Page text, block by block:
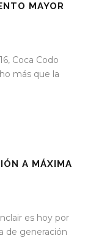
MAYOR
Coca Codo
más que la
A MÁXIMA
es hoy por
de generación